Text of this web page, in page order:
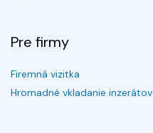
Pre firmy
Firemná vizitka
Hromadné vkladanie inzerátov